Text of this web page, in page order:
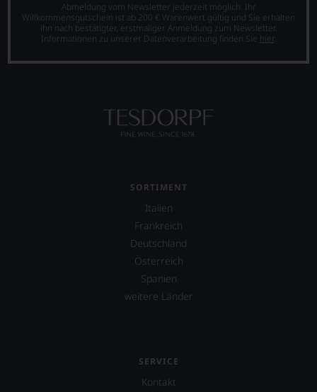
Abmeldung vom Newsletter jederzeit möglich. Ihr
Willkommensgutschein ist ab 200 € Warenwert gültig und Sie erhalten
ihn nach bestätigter, erstmaliger Anmeldung zum Newsletter.
Informationen zu unserer Datenverarbeitung finden Sie hier.
SORTIMENT
Italien
Frankreich
Deutschland
Österreich
Spanien
weitere Länder
SERVICE
Kontakt